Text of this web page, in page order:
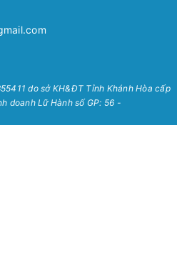
do sở KH&ĐT Tỉnh Khánh Hòa cấp
doanh Lữ Hành số GP: 56 -